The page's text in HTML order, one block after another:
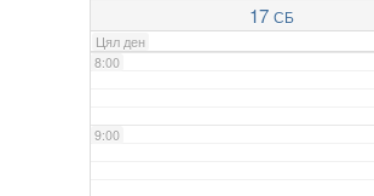
17 СБ
Цял ден
8:00
9:00